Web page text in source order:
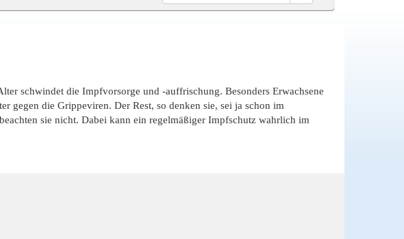
schwindet die Impfvorsorge und -auffrischung. Besonders Erwachsene
gegen die Grippeviren. Der Rest, so denken sie, sei ja schon im
sie nicht. Dabei kann ein regelmäßiger Impfschutz wahrlich im